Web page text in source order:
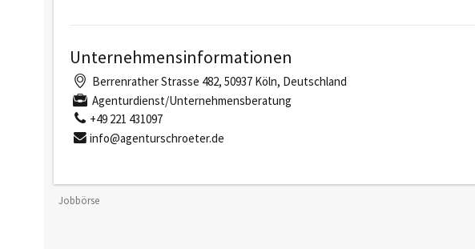
Unternehmensinformationen
Berrenrather Strasse 482, 50937 Köln, Deutschland
Agenturdienst/Unternehmensberatung
+49 221 431097
info@agenturschroeter.de
Jobbörse